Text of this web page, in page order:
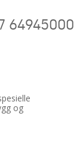
64945000
og